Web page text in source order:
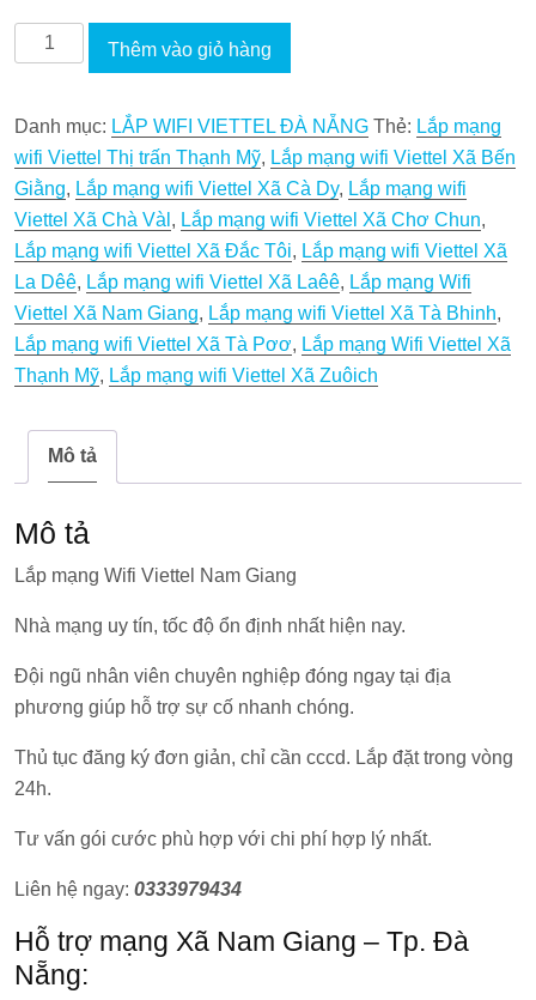
mạng
Viettel
Nam
Giang
số
lượng
Thêm vào giỏ hàng
Danh mục: LẮP WIFI VIETTEL ĐÀ NẴNG Thẻ: Lắp mạng
wifi Viettel Thị trấn Thạnh Mỹ, Lắp mạng wifi Viettel Xã Bến
Giằng, Lắp mạng wifi Viettel Xã Cà Dy, Lắp mạng wifi
Viettel Xã Chà Vàl , Lắp mạng wifi Viettel Xã Chơ Chun,
Lắp mạng wifi Viettel Xã Đắc Tôi, Lắp mạng wifi Viettel Xã
La Dêê, Lắp mạng wifi Viettel Xã Laêê, Lắp mạng Wifi
Viettel Xã Nam Giang, Lắp mạng wifi Viettel Xã Tà Bhinh,
Lắp mạng wifi Viettel Xã Tà Pơơ, Lắp mạng Wifi Viettel Xã
Thạnh Mỹ, Lắp mạng wifi Viettel Xã Zuôich
Mô tả
Mô tả
Lắp mạng Wifi Viettel Nam Giang
Nhà mạng uy tín, tốc độ ổn định nhất hiện nay.
Đội ngũ nhân viên chuyên nghiệp đóng ngay tại địa
phương giúp hỗ trợ sự cố nhanh chóng.
Thủ tục đăng ký đơn giản, chỉ cần cccd. Lắp đặt trong vòng
24h.
Tư vấn gói cước phù hợp với chi phí hợp lý nhất.
Liên hệ ngay: 0333979434
Hỗ trợ mạng Xã Nam Giang – Tp. Đà
Nẵng: